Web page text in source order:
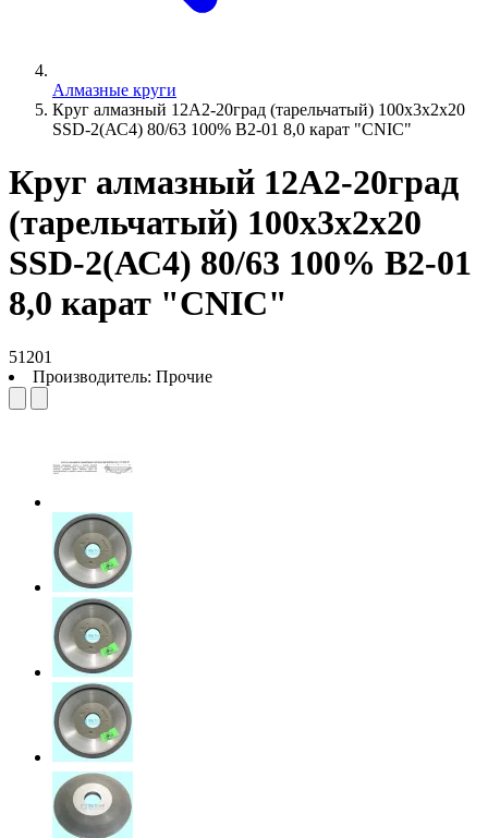
Алмазные круги
Круг алмазный 12А2-20град (тарельчатый) 100х3х2х20
SSD-2(АС4) 80/63 100% В2-01 8,0 карат "CNIC"
Круг алмазный 12А2-20град
(тарельчатый) 100х3х2х20
SSD-2(АС4) 80/63 100% В2-01
8,0 карат "CNIC"
51201
Производитель: Прочие